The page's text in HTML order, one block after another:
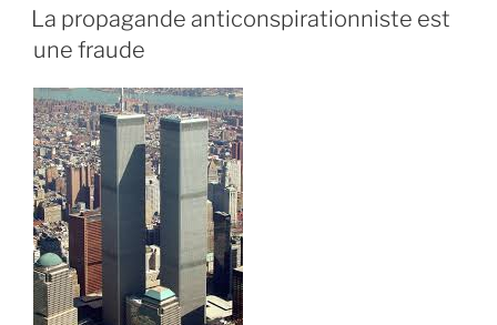
LE
La propagande anticonspirationniste est
une fraude